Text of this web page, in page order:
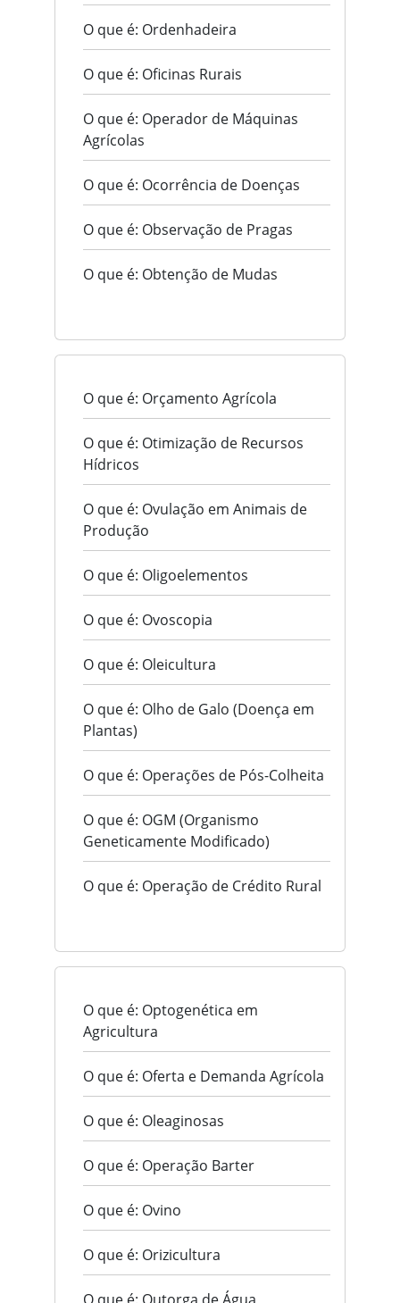
O que é: Ordenhadeira
O que é: Oficinas Rurais
O que é: Operador de Máquinas
Agrícolas
O que é: Ocorrência de Doenças
O que é: Observação de Pragas
O que é: Obtenção de Mudas
O que é: Orçamento Agrícola
O que é: Otimização de Recursos
Hídricos
O que é: Ovulação em Animais de
Produção
O que é: Oligoelementos
O que é: Ovoscopia
O que é: Oleicultura
O que é: Olho de Galo (Doença em
Plantas)
O que é: Operações de Pós-Colheita
O que é: OGM (Organismo
Geneticamente Modificado)
O que é: Operação de Crédito Rural
O que é: Optogenética em
Agricultura
O que é: Oferta e Demanda Agrícola
O que é: Oleaginosas
O que é: Operação Barter
O que é: Ovino
O que é: Orizicultura